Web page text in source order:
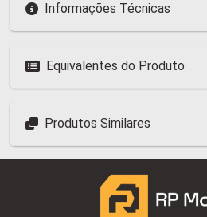
Informações Técnicas
Equivalentes do Produto
Produtos Similares